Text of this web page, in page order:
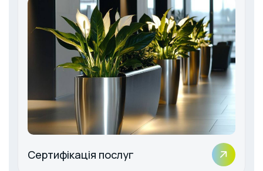
Сертифікація послуг